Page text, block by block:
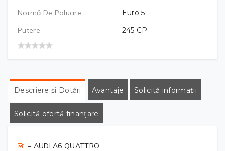
Normă De Poluare
Euro 5
Putere
245 CP
Descriere și Dotări Avantaje Solicită informații
Solicită ofertă finanțare
– AUDI A6 QUATTRO